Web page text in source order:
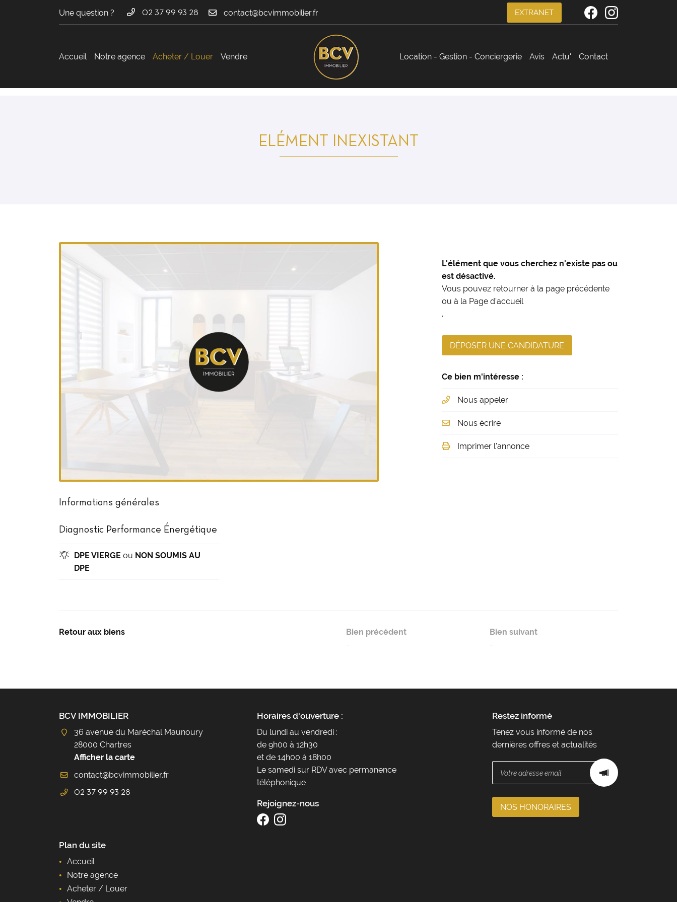
Une question ? 02 37 99 93 28 EXTRANET
Accueil Notre agence Acheter / Louer Vendre Location - Gestion - Conciergerie Avis Actu' Contact
36 avenue du Maréchal Maunoury
INSCRIPTION
ELÉMENT INEXISTANT
L'élément que vous cherchez n'existe pas ou
est désactivé.
Vous pouvez retourner à la page précédente
ou à la Page d'accueil
.
DÉPOSER UNE CANDIDATURE
Ce bien m'intéresse :
Nous appeler
Nous écrire
Imprimer l'annonce
Informations générales
Diagnostic Performance Énergétique
 DPE VIERGE ou NON SOUMIS AU
DPE
Retour aux biens
Bien précédent
-
Bien suivant
-
BCV IMMOBILIER
36 avenue du Maréchal Maunoury
28000 Chartres
Afficher la carte
02 37 99 93 28
Horaires d'ouverture :
Du lundi au vendredi :
de 9h00 à 12h30
et de 14h00 à 18h00
Le samedi sur RDV avec permanence
téléphonique
Rejoignez-nous
Restez informé
Tenez vous informé de nos
dernières offres et actualités
NOS HONORAIRES
Plan du site
Accueil
Notre agence
Acheter / Louer